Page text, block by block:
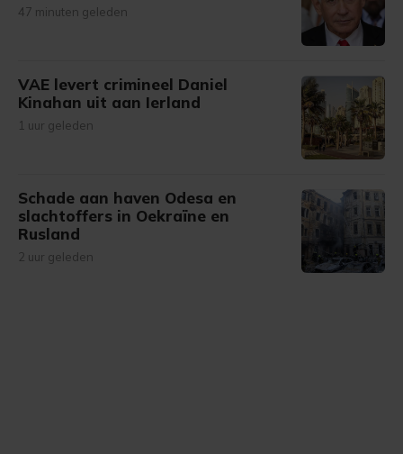
47 minuten geleden
VAE levert crimineel Daniel
Kinahan uit aan Ierland
1 uur geleden
Schade aan haven Odesa en
slachtoffers in Oekraïne en
Rusland
2 uur geleden